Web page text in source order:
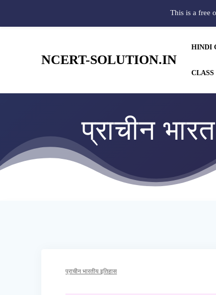
NCERT-SOLUTION.IN
HINDI
CLASS
प्राचीन
प्राचीन भारतीय इतिहास
This is a free